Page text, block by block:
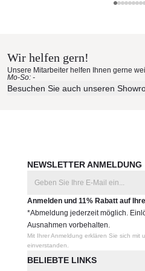
106 × 106 × 38 cm
Produktnummer:
Erleben Sie unsere Stoffe und
Ihren eigenen vier Wänden.
Aktuelle Originalstoffe des
Wir helfen gern!
Unsere Mitarbeiter helfen Ihnen gerne
Mo-So: -
Besuchen Sie auch unseren
BELIEBTE LINKS
NEWSLETTER ANMELDUNG
Anmelden und 11% Rabatt auf
*Abmeldung jederzeit möglich.
Ausnahmen vorbehalten.
Mit Ihrer Anmeldung erklären Sie sich mit
einverstanden.